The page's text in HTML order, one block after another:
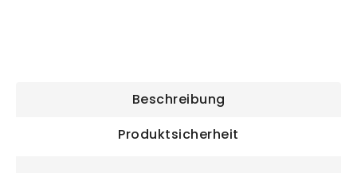
Beschreibung
Produktsicherheit